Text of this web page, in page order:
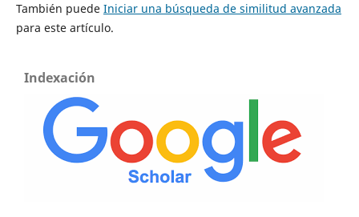
También puede Iniciar una búsqueda de similitud avanzada
para este artículo.
Indexación